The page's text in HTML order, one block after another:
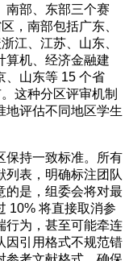
南部、东部三个赛
，南部包括广东、
江、江苏、山东、
算机、经济金融建
、山东等 15 个省
这种分区评审机制
地评估不同地区学生
保持一致标准。所有
列表，明确标注团队
的是，组委会将对最
10% 将直接取消参
行为，甚至可能牵连
因引用格式不规范错